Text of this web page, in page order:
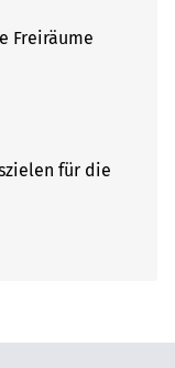
Freiräume
für die